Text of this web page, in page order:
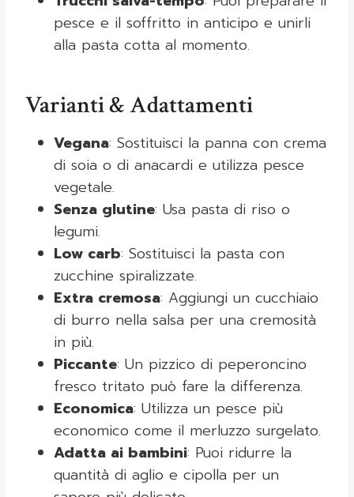
pesce e il soffritto in anticipo e unirli
alla pasta cotta al momento.
Varianti & Adattamenti
Vegana: Sostituisci la panna con crema
di soia o di anacardi e utilizza pesce
vegetale.
Senza glutine: Usa pasta di riso o
legumi.
Low carb: Sostituisci la pasta con
zucchine spiralizzate.
Extra cremosa: Aggiungi un cucchiaio
di burro nella salsa per una cremosità
in più.
Piccante: Un pizzico di peperoncino
fresco tritato può fare la differenza.
Economica: Utilizza un pesce più
economico come il merluzzo surgelato.
Adatta ai bambini: Puoi ridurre la
quantità di aglio e cipolla per un